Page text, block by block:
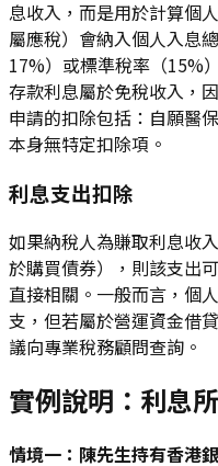
息收入，而是用於計算個
屬應稅）會納入個人入息
17%）或標準稅率（15%
存款利息屬於免稅收入，
申請的扣除包括：自願醫
本身無特定扣除項。
利息支出扣除
如果納稅人為賺取利息收
於購買債券），則該支出
直接相關。一般而言，個
支，但若屬於營運資金借
議向專業稅務顧問查詢。
實例說明：利息
情境一：陳先生持有香港